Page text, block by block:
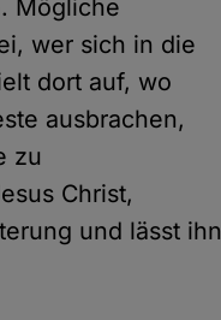
Mögliche
wer sich in die
dort auf, wo
ausbrachen,
zu
Christ,
und lässt ihn